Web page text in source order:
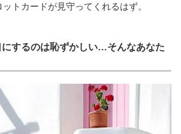
トカードが見守ってくれるはず。
するのは恥ずかしい…そんなあなた